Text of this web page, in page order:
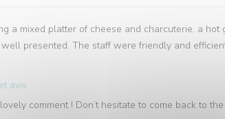
a mixed platter of cheese and charcuterie, a hot
presented. The staff were friendly and
avis
comment ! Don’t hesitate to come back to